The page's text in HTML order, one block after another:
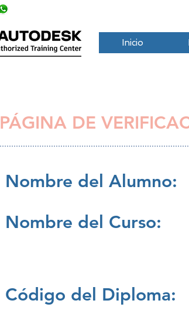
Inicio
PÁGINA DE
Nombre del Alumno:
Nombre del Curso:
Código del Diploma: